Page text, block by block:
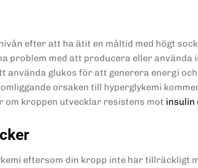
efter att ha ätit en måltid med högt
problem med att producera eller
glukos för att generera energi
orsaken till hyperglykemi
om kroppen utvecklar resistens mot insulin
eftersom din kropp inte har tillräckligt